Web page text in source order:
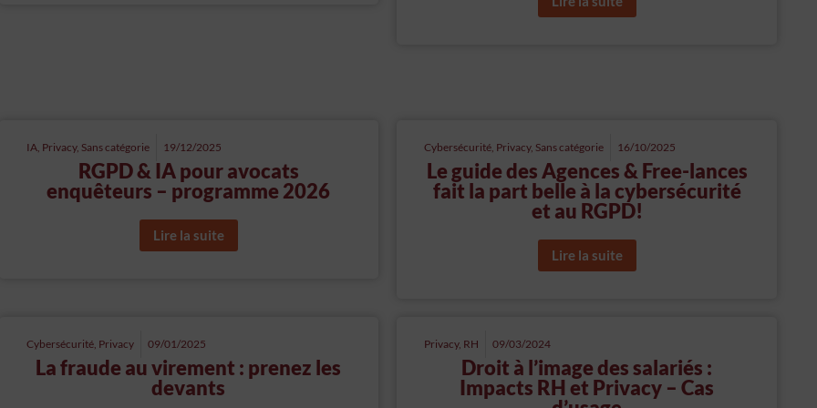
IA, Privacy, Sans catégorie 19/12/2025
RGPD & IA pour avocats
enquêteurs – programme 2026
Lire la suite
Cybersécurité, Privacy, Sans catégorie 16/10/2025
Le guide des Agences & Free-lances
fait la part belle à la cybersécurité
et au RGPD!
Lire la suite
Cybersécurité, Privacy 09/01/2025
La fraude au virement : prenez les
devants
Privacy, RH 09/03/2024
Droit à l’image des salariés :
Impacts RH et Privacy – Cas